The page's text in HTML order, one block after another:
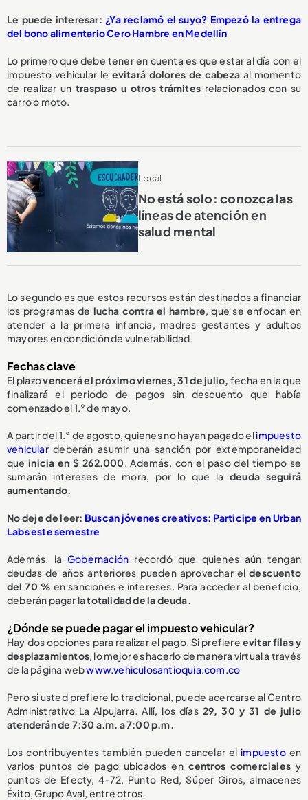
Le puede interesar: ¿Ya reclamó el suyo? Empezó la entrega
del bono alimentario Cero Hambre en Medellín
Lo primero que debe tener en cuenta es que estar al día con el
impuesto vehicular le evitará dolores de cabezaal momento
de realizar un traspaso u otros trámites relacionados con su
carro o moto.
Local
No está solo: conozca las
líneas de atención en
salud mental
Lo segundo es que estos recursos están destinados a financiar
los programas de lucha contra el hambre, que se enfocan en
atender a la primera infancia, madres gestantes y adultos
mayores en condición de vulnerabilidad.
Fechas clave
El plazovencerá el próximo viernes, 31 de julio, fecha en la que
finalizará el periodo de pagos sin descuento que había
comenzado el 1.° de mayo.
A partir del 1.° de agosto, quienes no hayan pagado elimpuesto
vehiculardeberán asumir una sanción por extemporaneidad
queinicia en $ 262.000. Además, con el paso del tiempo se
sumarán intereses de mora, por lo que la deuda seguirá
aumentando.
No deje de leer: Buscan jóvenes creativos: Participe en Urban
Labs este semestre
Además, laGobernación recordó que quienes aún tengan
deudas de años anteriores pueden aprovechar eldescuento
del 70 % en sanciones e intereses. Para acceder al beneficio,
deberán pagar latotalidad de la deuda.
¿Dónde se puede pagar el impuesto vehicular?
Hay dos opciones para realizar el pago. Si prefiere evitar filas y
desplazamientos, lo mejor es hacerlo de manera virtual a través
de la página webwww.vehiculosantioquia.com.co
Pero si usted prefiere lo tradicional, puede acercarse al Centro
Administrativo La Alpujarra. Allí, los días 29, 30 y 31 de julio
atenderán de 7:30 a.m. a 7:00 p.m.
Los contribuyentes también pueden cancelar el impuesto en
varios puntos de pago ubicados en centros comerciales y
puntos de Efecty, 4-72, Punto Red, Súper Giros, almacenes
Éxito, Grupo Aval, entre otros.